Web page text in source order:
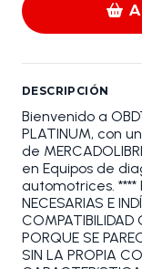
DESCRIPCIÓN
Bienvenido a
PLATINUM, con
de
en Equipos de
automotrices. ****
NECESARIAS E
COMPATIBILIDAD
PORQUE SE
SIN LA PROPIA